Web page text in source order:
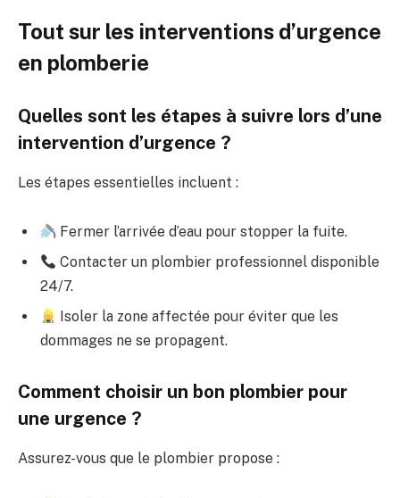
Tout sur les interventions d’urgence
en plomberie
Quelles sont les étapes à suivre lors d’une
intervention d’urgence ?
Les étapes essentielles incluent :
Fermer l’arrivée d’eau pour stopper la fuite.
Contacter un plombier professionnel disponible
24/7.
Isoler la zone affectée pour éviter que les
dommages ne se propagent.
Comment choisir un bon plombier pour
une urgence ?
Assurez-vous que le plombier propose :